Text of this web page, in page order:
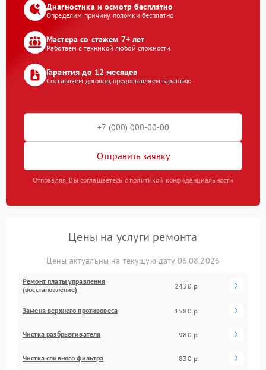
Диагностика и осмотр бесплатно
Определим причину поломки бесплатно
Мастера со стажем 7+ лет
Работаем с техникой любой сложности
Гарантия до 12 месяцев
Составляем договор, предоставляем гарантию
Отправить заявку
Отправляя, Вы соглашаетесь с политикой конфиденциальности
Цены на услуги ремонта
Цены актуальны на текущую дату 06.08.2026
Ремонт платы управления
(восстановление)
2430 р
Замена верхнего противовеса 1580 р
Чистка разбрызгивателя 980 р
Чистка сливного фильтра 830 р